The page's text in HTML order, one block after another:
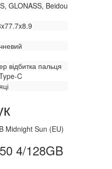
GLONASS, Beidou
відбитка пальця
C
4/128GB